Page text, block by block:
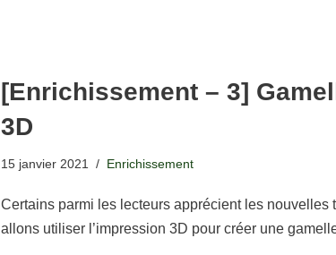
[Enrichissement – 3]
3D
15 janvier 2021 Enrichissement
Certains parmi les lecteurs apprécient les nouvelles
allons utiliser l’impression 3D pour créer une